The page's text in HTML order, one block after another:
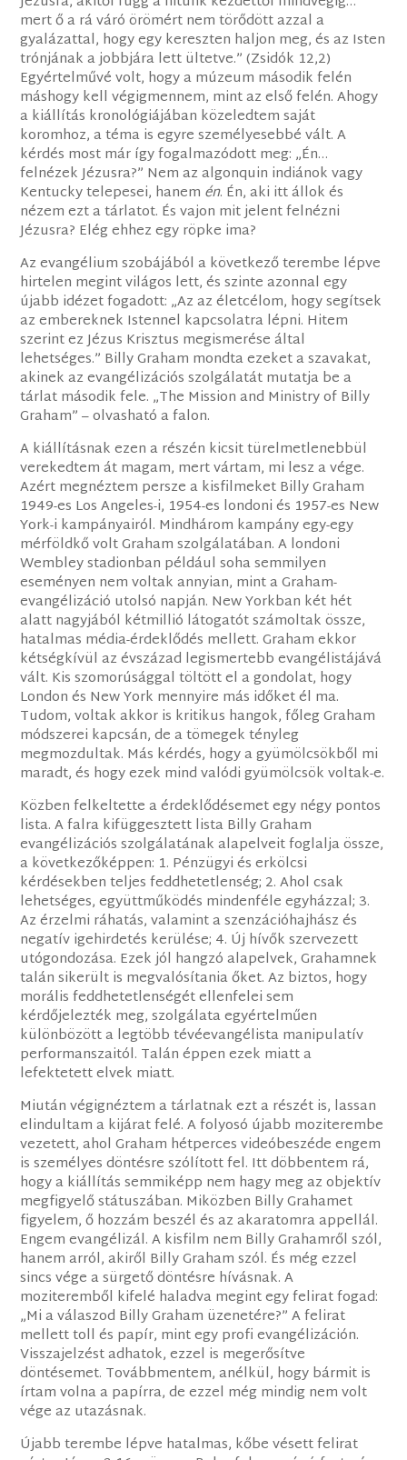
mert ő a rá váró örömért nem törődött azzal a
gyalázattal, hogy egy kereszten haljon meg, és az Isten
trónjának a jobbjára lett ültetve.” (Zsidók 12,2)
Egyértelművé volt, hogy a múzeum második felén
máshogy kell végigmennem, mint az első felén. Ahogy
a kiállítás kronológiájában közeledtem saját
koromhoz, a téma is egyre személyesebbé vált. A
kérdés most már így fogalmazódott meg: „Én…
felnézek Jézusra?” Nem az algonquin indiánok vagy
Kentucky telepesei, hanem én. Én, aki itt állok és
nézem ezt a tárlatot. És vajon mit jelent felnézni
Jézusra? Elég ehhez egy röpke ima?
Az evangélium szobájából a következő terembe lépve
hirtelen megint világos lett, és szinte azonnal egy
újabb idézet fogadott: „Az az életcélom, hogy segítsek
az embereknek Istennel kapcsolatra lépni. Hitem
szerint ez Jézus Krisztus megismerése által
lehetséges.” Billy Graham mondta ezeket a szavakat,
akinek az evangélizációs szolgálatát mutatja be a
tárlat második fele. „The Mission and Ministry of Billy
Graham” – olvasható a falon.
A kiállításnak ezen a részén kicsit türelmetlenebbül
verekedtem át magam, mert vártam, mi lesz a vége.
Azért megnéztem persze a kisfilmeket Billy Graham
1949-es Los Angeles-i, 1954-es londoni és 1957-es New
York-i kampányairól. Mindhárom kampány egy-egy
mérföldkő volt Graham szolgálatában. A londoni
Wembley stadionban például soha semmilyen
eseményen nem voltak annyian, mint a Graham-
evangélizáció utolsó napján. New Yorkban két hét
alatt nagyjából kétmillió látogatót számoltak össze,
hatalmas média-érdeklődés mellett. Graham ekkor
kétségkívül az évszázad legismertebb evangélistájává
vált. Kis szomorúsággal töltött el a gondolat, hogy
London és New York mennyire más időket él ma.
Tudom, voltak akkor is kritikus hangok, főleg Graham
módszerei kapcsán, de a tömegek tényleg
megmozdultak. Más kérdés, hogy a gyümölcsökből mi
maradt, és hogy ezek mind valódi gyümölcsök voltak-e.
Közben felkeltette a érdeklődésemet egy négy pontos
lista. A falra kifüggesztett lista Billy Graham
evangélizációs szolgálatának alapelveit foglalja össze,
a következőképpen: 1. Pénzügyi és erkölcsi
kérdésekben teljes feddhetetlenség; 2. Ahol csak
lehetséges, együttműködés mindenféle egyházzal; 3.
Az érzelmi ráhatás, valamint a szenzációhajhász és
negatív igehirdetés kerülése; 4. Új hívők szervezett
utógondozása. Ezek jól hangzó alapelvek, Grahamnek
talán sikerült is megvalósítania őket. Az biztos, hogy
morális feddhetetlenségét ellenfelei sem
kérdőjelezték meg, szolgálata egyértelműen
különbözött a legtöbb tévéevangélista manipulatív
performanszaitól. Talán éppen ezek miatt a
lefektetett elvek miatt.
Miután végignéztem a tárlatnak ezt a részét is, lassan
elindultam a kijárat felé. A folyosó újabb moziterembe
vezetett, ahol Graham hétperces videóbeszéde engem
is személyes döntésre szólított fel. Itt döbbentem rá,
hogy a kiállítás semmiképp nem hagy meg az objektív
megfigyelő státuszában. Miközben Billy Grahamet
figyelem, ő hozzám beszél és az akaratomra appellál.
Engem evangélizál. A kisfilm nem Billy Grahamről szól,
hanem arról, akiről Billy Graham szól. És még ezzel
sincs vége a sürgető döntésre hívásnak. A
moziteremből kifelé haladva megint egy felirat fogad:
„Mi a válaszod Billy Graham üzenetére?” A felirat
mellett toll és papír, mint egy profi evangélizáción.
Visszajelzést adhatok, ezzel is megerősítve
döntésemet. Továbbmentem, anélkül, hogy bármit is
írtam volna a papírra, de ezzel még mindig nem volt
vége az utazásnak.
Újabb terembe lépve hatalmas, kőbe vésett felirat